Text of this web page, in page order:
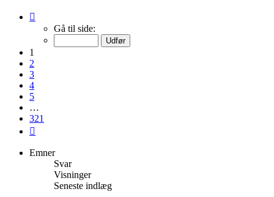
Gå til side:
1
2
3
4
5
…
321
Emner
Svar
Visninger
Seneste indlæg